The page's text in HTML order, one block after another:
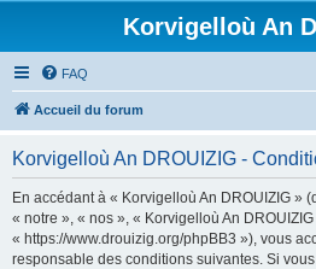
Korvigelloù An
FAQ
Accueil du forum
Korvigelloù An DROUIZIG -
En accédant à « Korvigelloù An DROUIZIG »
« notre », « nos », « Korvigelloù An
« https://www.drouizig.org/phpBB3 »), vous
responsable des conditions suivantes. Si vous